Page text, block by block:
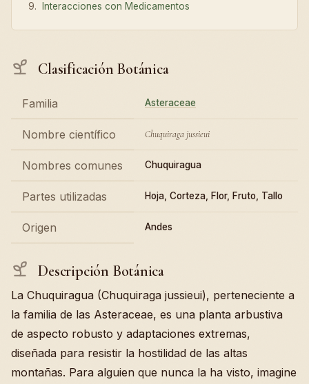
Interacciones con Medicamentos
Clasificación Botánica
Familia Asteraceae
Nombre científico Chuquiraga jussieui
Nombres comunes Chuquiragua
Partes utilizadas Hoja, Corteza, Flor, Fruto, Tallo
Origen Andes
Descripción Botánica
La Chuquiragua (Chuquiraga jussieui), perteneciente a
la familia de las Asteraceae, es una planta arbustiva
de aspecto robusto y adaptaciones extremas,
diseñada para resistir la hostilidad de las altas
montañas. Para alguien que nunca la ha visto, imagine